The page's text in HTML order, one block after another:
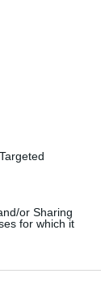
or Sharing
for which it